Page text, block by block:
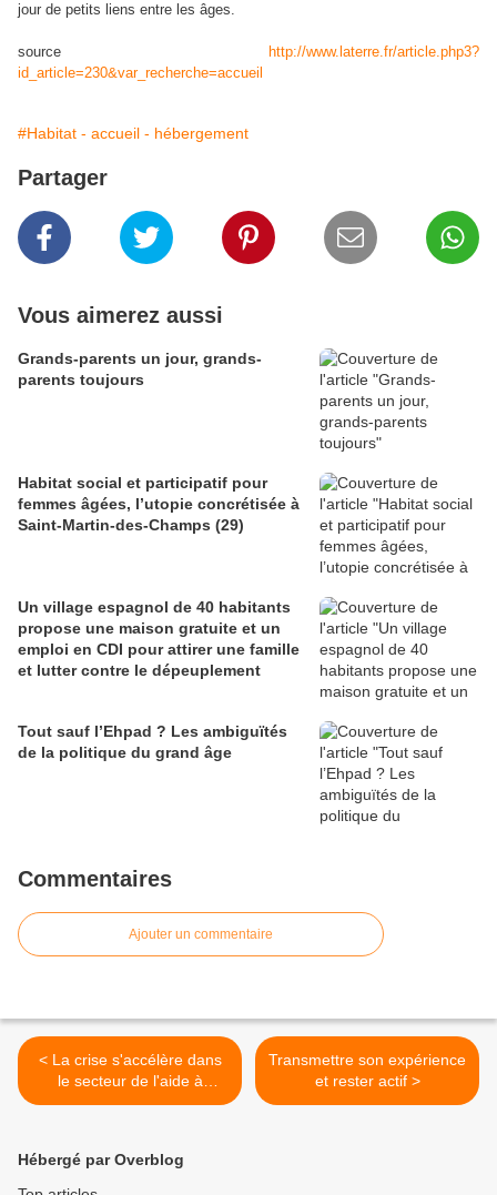
jour de petits liens entre les âges.
source
http://www.laterre.fr/article.php3?
id_article=230&var_recherche=accueil
#Habitat - accueil - hébergement
Partager
Vous aimerez aussi
Grands-parents un jour, grands-
parents toujours
Habitat social et participatif pour
femmes âgées, l’utopie concrétisée à
Saint-Martin-des-Champs (29)
Un village espagnol de 40 habitants
propose une maison gratuite et un
emploi en CDI pour attirer une famille
et lutter contre le dépeuplement
Tout sauf l’Ehpad ? Les ambiguïtés
de la politique du grand âge
Commentaires
Ajouter un commentaire
< La crise s'accélère dans
le secteur de l'aide à
domicile
Transmettre son expérience
et rester actif >
Hébergé par Overblog